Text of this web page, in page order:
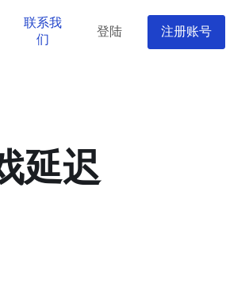
联系我
们
登陆 注册账号
延迟